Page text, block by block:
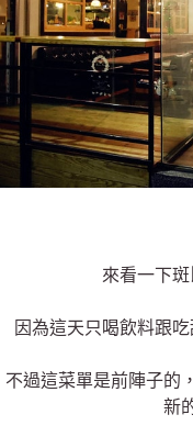
來看一下斑
因為這天只喝飲料跟
不過這菜單是前陣子的
新